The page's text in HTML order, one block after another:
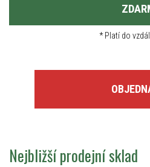
*Platí do
Nejbližší prodejní sklad